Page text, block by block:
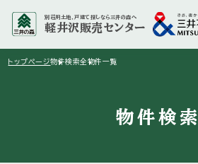
別荘用土地、戸建て探しなら三井の森へ
軽井沢販売センター
トップページ arrow_right
物件検索 arrow_right
全物件一覧
物件検索